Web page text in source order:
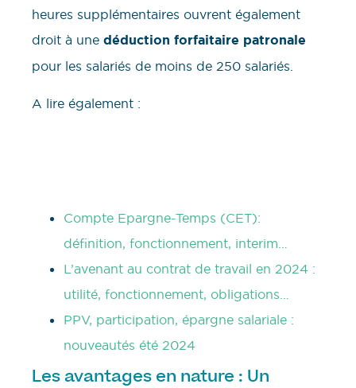
heures supplémentaires ouvrent également
droit à une déduction forfaitaire patronale
pour les salariés de moins de 250 salariés.
A lire également :
Compte Epargne-Temps (CET):
définition, fonctionnement, interim…
L’avenant au contrat de travail en 2024 :
utilité, fonctionnement, obligations…
PPV, participation, épargne salariale :
nouveautés été 2024
Les avantages en nature : Un